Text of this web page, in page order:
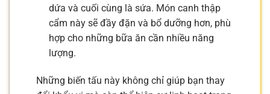
dứa và cuối cùng là sứa. Món canh thập
cẩm này sẽ đầy đặn và bổ dưỡng hơn, phù
hợp cho những bữa ăn cần nhiều năng
lượng.
Những biến tấu này không chỉ giúp bạn thay